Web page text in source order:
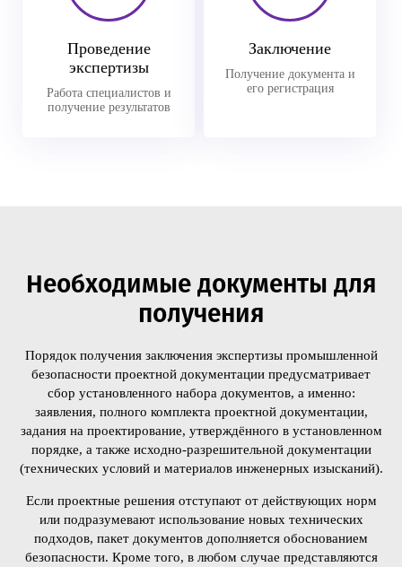
Проведение
экспертизы
Работа специалистов и
получение результатов
Заключение
Получение документа и
его регистрация
Необходимые документы для
получения
Порядок получения заключения экспертизы промышленной
безопасности проектной документации предусматривает
сбор установленного набора документов, а именно:
заявления, полного комплекта проектной документации,
задания на проектирование, утверждённого в установленном
порядке, а также исходно-разрешительной документации
(технических условий и материалов инженерных изысканий).
Если проектные решения отступают от действующих норм
или подразумевают использование новых технических
подходов, пакет документов дополняется обоснованием
безопасности. Кроме того, в любом случае представляются